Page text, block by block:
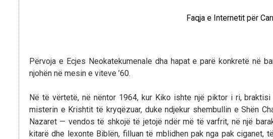
Faqja e Internetit për
Përvoja e Ecjes Neokatekumenale dha hapat e parë konkretë në
njohën në mesin e viteve ’60.
Në të vërtetë, në nëntor 1964, kur Kiko ishte një piktor i ri,
misterin e Krishtit të kryqëzuar, duke ndjekur shembullin e Shën
Nazaret — vendos të shkojë të jetojë ndër më të varfrit, në një
kitarë dhe lexonte Biblën, filluan të mblidhen pak nga pak ciganet,